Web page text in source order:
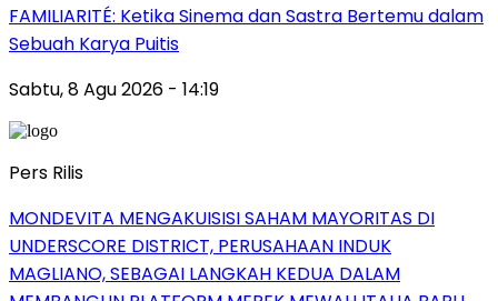
FAMILIARITÉ: Ketika Sinema dan Sastra Bertemu dalam
Sebuah Karya Puitis
Sabtu, 8 Agu 2026 - 14:19
Pers Rilis
MONDEVITA MENGAKUISISI SAHAM MAYORITAS DI
UNDERSCORE DISTRICT, PERUSAHAAN INDUK
MAGLIANO, SEBAGAI LANGKAH KEDUA DALAM